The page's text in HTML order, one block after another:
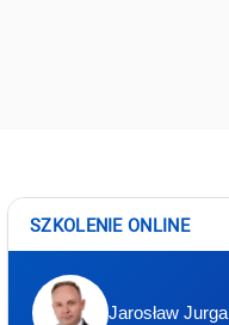
SZKOLENIE ONLINE
Jarosław Jurga